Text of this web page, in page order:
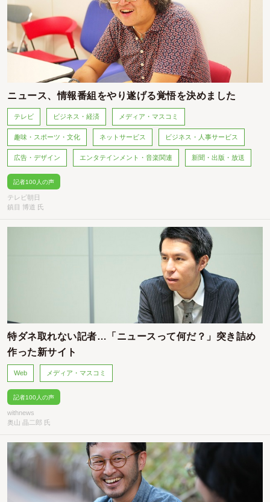
ニュース、情報番組をやり遂げる覚悟を決めました
テレビ ビジネス・経済 メディア・マスコミ
趣味・スポーツ・文化 ネットサービス ビジネス・人事サービス
広告・デザイン エンタテインメント・音楽関連 新聞・出版・放送
記者100人の声
テレビ朝日
鎮目 博道 氏
特ダネ取れない記者…「ニュースって何だ？」突き詰め
作った新サイト
Web メディア・マスコミ
記者100人の声
withnews
奥山 晶二郎 氏